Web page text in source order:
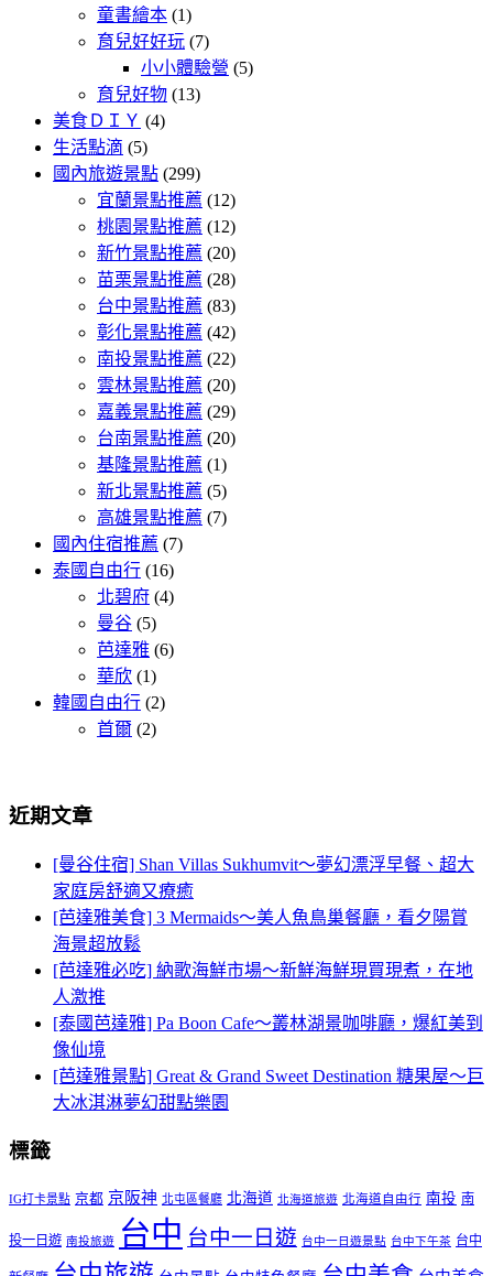
童書繪本 (1)
育兒好好玩 (7)
小小體驗營 (5)
育兒好物 (13)
美食ＤＩＹ (4)
生活點滴 (5)
國內旅遊景點 (299)
宜蘭景點推薦 (12)
桃園景點推薦 (12)
新竹景點推薦 (20)
苗栗景點推薦 (28)
台中景點推薦 (83)
彰化景點推薦 (42)
南投景點推薦 (22)
雲林景點推薦 (20)
嘉義景點推薦 (29)
台南景點推薦 (20)
基隆景點推薦 (1)
新北景點推薦 (5)
高雄景點推薦 (7)
國內住宿推薦 (7)
泰國自由行 (16)
北碧府 (4)
曼谷 (5)
芭達雅 (6)
華欣 (1)
韓國自由行 (2)
首爾 (2)
近期文章
[曼谷住宿] Shan Villas Sukhumvit～夢幻漂浮早餐、超大
家庭房舒適又療癒
[芭達雅美食] 3 Mermaids～美人魚鳥巢餐廳，看夕陽賞
海景超放鬆
[芭達雅必吃] 納歌海鮮市場～新鮮海鮮現買現煮，在地
人激推
[泰國芭達雅] Pa Boon Cafe～叢林湖景咖啡廳，爆紅美到
像仙境
[芭達雅景點] Great & Grand Sweet Destination 糖果屋～巨
大冰淇淋夢幻甜點樂園
標籤
IG打卡景點 京都 京阪神 北屯區餐廳 北海道 北海道旅遊 北海道自由行 南投 南
投一日遊 南投旅遊 台中 台中一日遊 台中一日遊景點 台中下午茶 台中